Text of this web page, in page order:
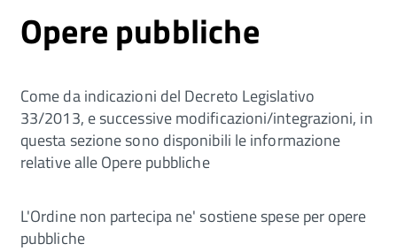
Opere pubbliche
Come da indicazioni del Decreto Legislativo
33/2013, e successive modificazioni/integrazioni, in
questa sezione sono disponibili le informazione
relative alle Opere pubbliche
L'Ordine non partecipa ne' sostiene spese per opere
pubbliche